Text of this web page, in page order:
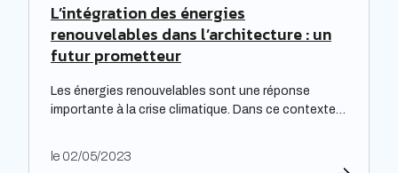
L’intégration des énergies
renouvelables dans l’architecture : un
futur prometteur
Les énergies renouvelables sont une réponse
importante à la crise climatique. Dans ce contexte,
construction et de l’aménagement des bâtiments.
le 02/05/2023